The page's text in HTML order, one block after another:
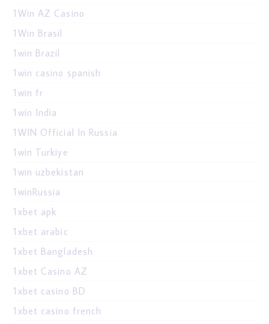
1Win AZ Casino
1Win Brasil
1win Brazil
1win casino spanish
1win fr
1win India
1WIN Official In Russia
1win Turkiye
1win uzbekistan
1winRussia
1xbet apk
1xbet arabic
1xbet Bangladesh
1xbet Casino AZ
1xbet casino BD
1xbet casino french